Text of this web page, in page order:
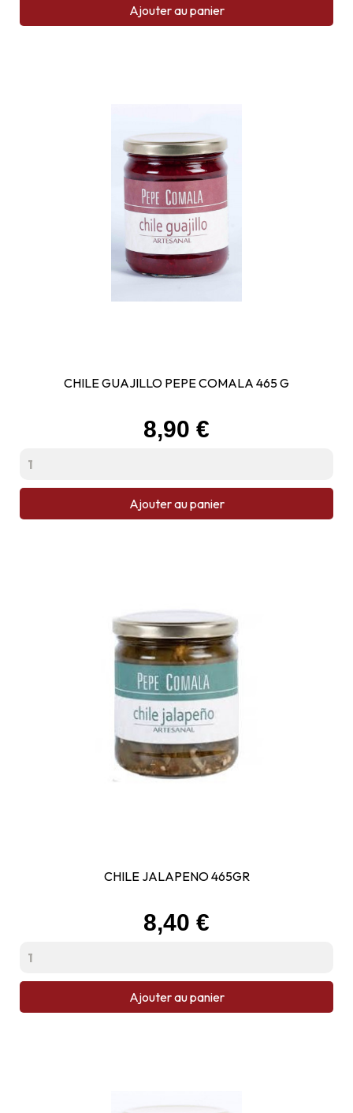
Ajouter au panier
CHILE GUAJILLO PEPE COMALA 465 G
Prix
8,90 €
Ajouter au panier
CHILE JALAPENO 465GR
Prix
8,40 €
Ajouter au panier